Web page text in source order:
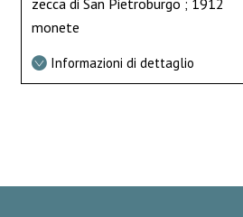
monete
Informazioni di dettaglio